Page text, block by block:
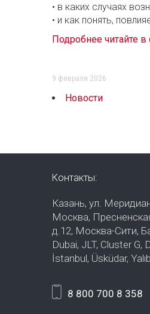
• в каких случаях
• и как понять,
Подробнее читайте в
9 февраля 2026
Новости
Контакты:
Казань, ул.
Москва,
д.12, Москва-Сити,
Dubai, JLT, Cluster G,
İstanbul, Üsküdar,
8 800 700 8 358